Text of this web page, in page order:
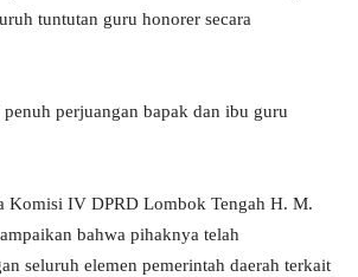
tuntutan guru honorer secara
perjuangan bapak dan ibu guru
Komisi IV DPRD Lombok Tengah H. M.
bahwa pihaknya telah
seluruh elemen pemerintah daerah terkait